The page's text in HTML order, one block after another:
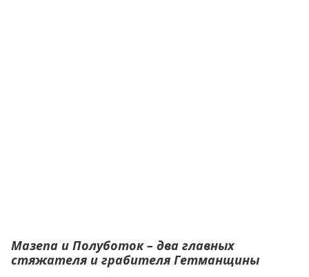
Мазепа и Полуботок – два главных
стяжателя и грабителя Гетманщины